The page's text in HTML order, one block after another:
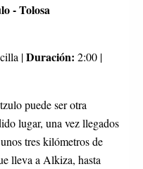
- Tolosa
|Duración: 2:00 |
puede ser otra
lugar, una vez llegados
tres kilómetros de
lleva a Alkiza, hasta